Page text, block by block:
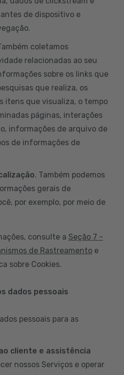
de dispositivo e
coletamos
relacionadas ao seu
sobre os links que
que realiza, os
itens que visualiza, o tempo
páginas, interações
informações de arquivo de
de informações de
. Também podemos
gerais de
por exemplo, por meio de
consulte a Seção 7 -
de Rastreamento e
sobre Cookies.
dados pessoais
pessoais para as
cliente e assistência
nossos Serviços e operar